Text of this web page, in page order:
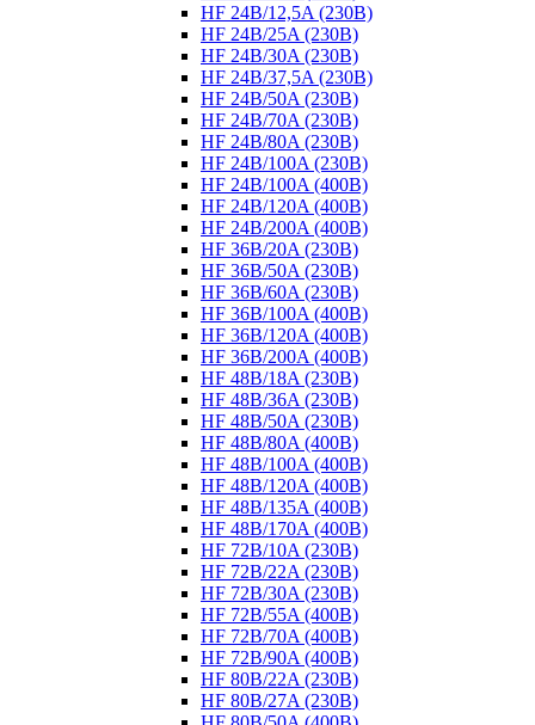
HF 24B/12,5A (230B)
HF 24B/25A (230B)
HF 24B/30A (230B)
HF 24B/37,5A (230B)
HF 24B/50A (230B)
HF 24B/70A (230B)
HF 24B/80A (230B)
HF 24B/100A (230B)
HF 24B/100A (400B)
HF 24B/120A (400B)
HF 24B/200A (400B)
HF 36B/20A (230B)
HF 36B/50A (230B)
HF 36B/60A (230B)
HF 36B/100A (400B)
HF 36B/120A (400B)
HF 36B/200A (400B)
HF 48B/18A (230B)
HF 48B/36A (230B)
HF 48B/50A (230B)
HF 48B/80A (400B)
HF 48B/100A (400B)
HF 48B/120A (400B)
HF 48B/135A (400B)
HF 48B/170A (400B)
HF 72B/10A (230B)
HF 72B/22A (230B)
HF 72B/30A (230B)
HF 72B/55A (400B)
HF 72B/70A (400B)
HF 72B/90A (400B)
HF 80B/22A (230B)
HF 80B/27A (230B)